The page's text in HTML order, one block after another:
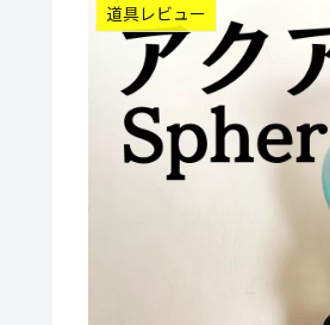
道具レビュー